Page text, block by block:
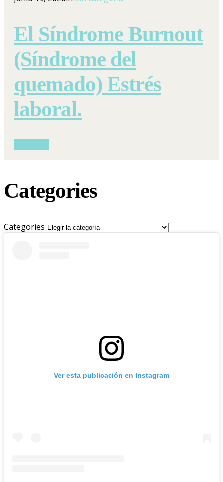
El Síndrome Burnout
(Síndrome del
quemado) Estrés
laboral.
Categories
Categories
Ver esta publicación en Instagram